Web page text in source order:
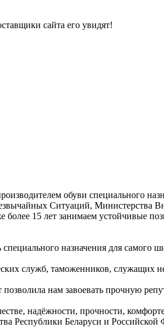
сайта его увидят!
обуви специального
Ситуаций, Министерства
более 15 лет занимаем
назначения для самого
служб, таможенников, служащих
позволила нам завоевать прочную
надёжности, прочности,
Республики Беларуси и Российской